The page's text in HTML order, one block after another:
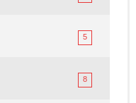
5
8